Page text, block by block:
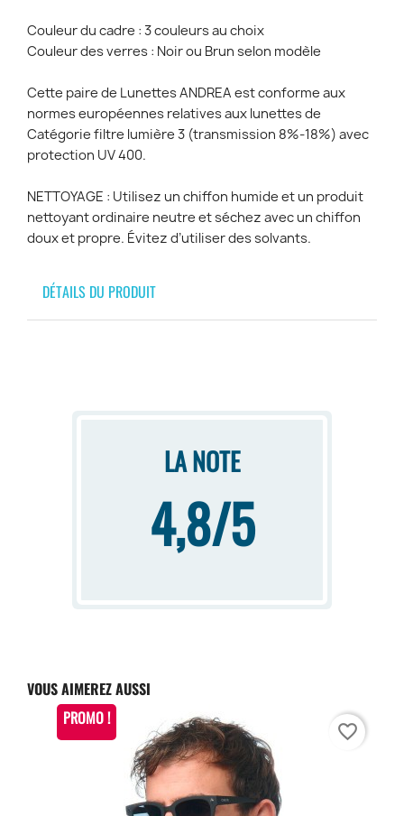
Couleur du cadre : 3 couleurs au choix
Couleur des verres : Noir ou Brun selon modèle
Cette paire de Lunettes ANDREA est conforme aux
normes européennes relatives aux lunettes de
Catégorie filtre lumière 3 (transmission 8%-18%) avec
protection UV 400.
NETTOYAGE : Utilisez un chiffon humide et un produit
nettoyant ordinaire neutre et séchez avec un chiffon
doux et propre. Évitez d’utiliser des solvants.
DÉTAILS DU PRODUIT
LA NOTE
4,8/5
VOUS AIMEREZ AUSSI
PROMO !
favorite_border